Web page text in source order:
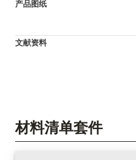
产品图纸
文献资料
材料清单套件